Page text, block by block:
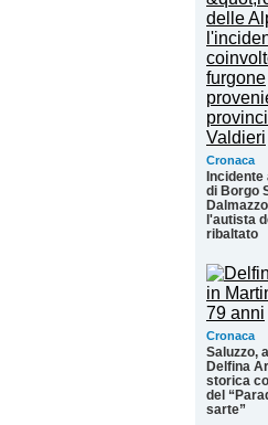
Cronaca
di Borgo
l'autista
ribaltato
Cronaca
Saluzzo,
Delfina
storica
del
sarte”